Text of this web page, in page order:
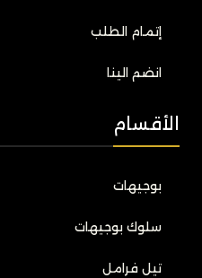
إتمام الطلب
انضم الينا
الأقسام
بوجيهات
سلوك بوجيهات
تيل فرامل